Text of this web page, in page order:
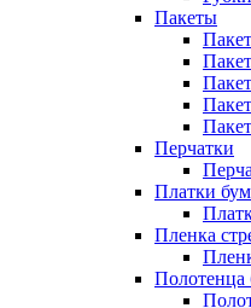
Пакеты
Перчатки
Платки
Пленка